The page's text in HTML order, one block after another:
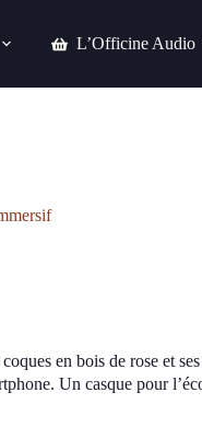
L’Officine Audio
en bois de rose et
Un casque pour